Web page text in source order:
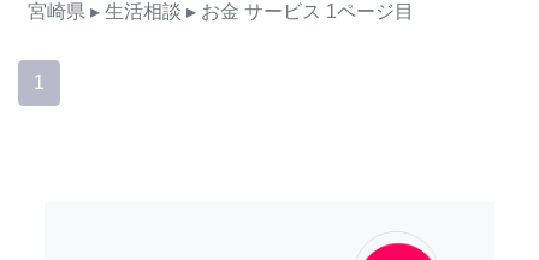
宮崎県 ▸ 生活相談 ▸ お金 サービス 1ページ目
1